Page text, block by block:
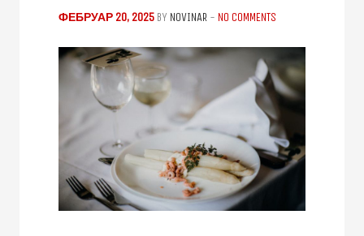
ФЕБРУАР 20, 2025 BY NOVINAR - NO COMMENTS